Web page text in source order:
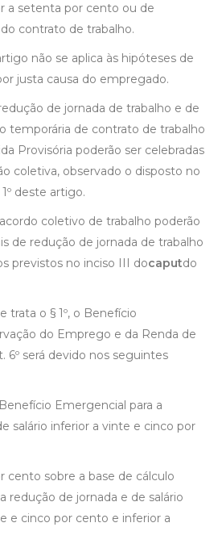
a setenta por cento ou de
contrato de trabalho.
não se aplica às hipóteses de
justa causa do empregado.
de jornada de trabalho e de
temporária de contrato de trabalho
Provisória poderão ser celebradas
coletiva, observado o disposto no
deste artigo.
coletivo de trabalho poderão
de redução de jornada de trabalho
previstos no inciso III docaputdo
trata o § 1º, o Benefício
do Emprego e da Renda de
6º será devido nos seguintes
Emergencial para a
salário inferior a vinte e cinco por
cento sobre a base de cálculo
redução de jornada e de salário
e cinco por cento e inferior a